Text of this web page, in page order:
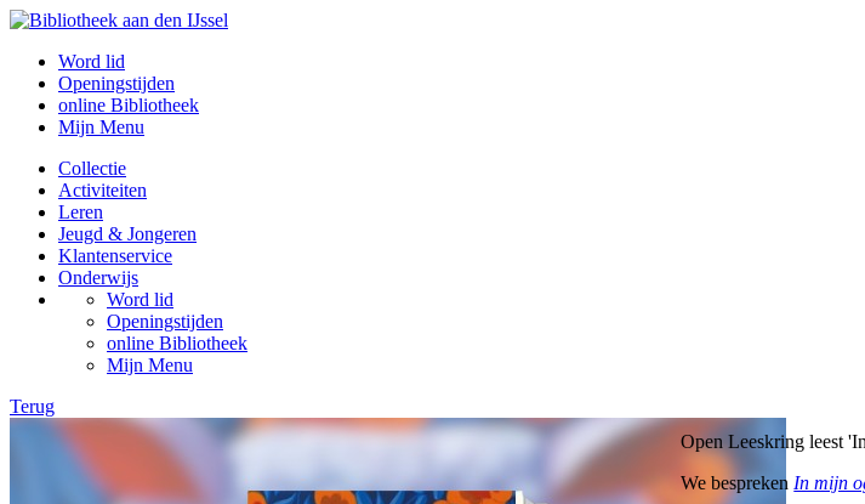
Word lid
Openingstijden
online Bibliotheek
Mijn Menu
Collectie
Activiteiten
Leren
Jeugd & Jongeren
Klantenservice
Onderwijs
Word lid
Openingstijden
online Bibliotheek
Mijn Menu
Terug
Open Leeskring leest
We bespreken In mijn